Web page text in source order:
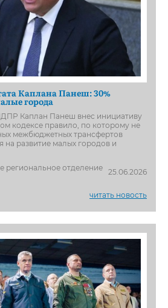
Каплана Панеш: 30%
города
Каплан Панеш внес инициативу
кодексе правило, по которому не
межбюджетных трансфертов
на развитие малых городов и
региональное отделение 25.06.2026
читать новость